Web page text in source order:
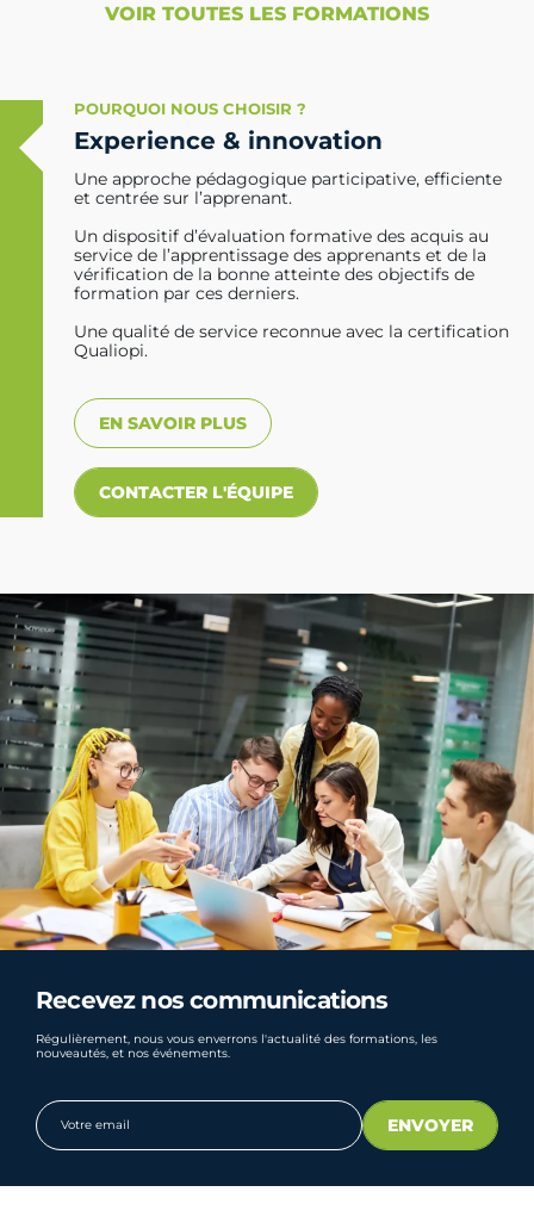
VOIR TOUTES LES FORMATIONS
POURQUOI NOUS CHOISIR ?
Experience & innovation
Une approche pédagogique participative, efficiente
et centrée sur l’apprenant.
Un dispositif d’évaluation formative des acquis au
service de l’apprentissage des apprenants et de la
vérification de la bonne atteinte des objectifs de
formation par ces derniers.
Une qualité de service reconnue avec la certification
Qualiopi.
EN SAVOIR PLUS
CONTACTER L'ÉQUIPE
Recevez nos communications
Régulièrement, nous vous enverrons l'actualité des formations, les
nouveautés, et nos événements.